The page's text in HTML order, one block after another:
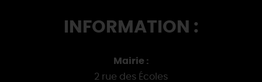
INFORMATION :
Mairie :
2 rue des Écoles